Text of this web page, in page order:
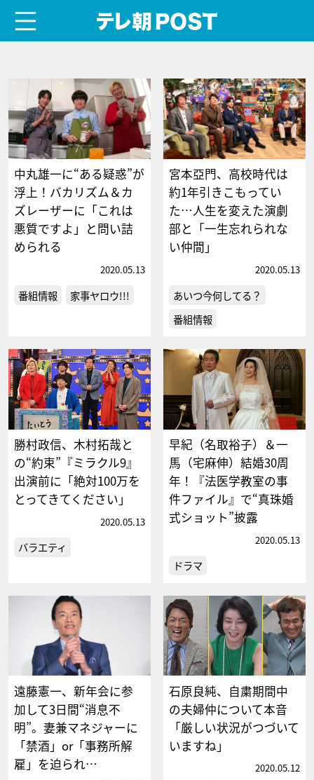
中丸雄一に“ある疑惑”が
浮上！バカリズム＆カ
ズレーザーに「これは
悪質ですよ」と問い詰
められる
2020.05.13
番組情報 家事ヤロウ!!!
宮本亞門、高校時代は
約1年引きこもってい
た…人生を変えた演劇
部と「一生忘れられな
い仲間」
2020.05.13
あいつ今何してる？
番組情報
勝村政信、木村拓哉と
の“約束”『ミラクル9』
出演前に「絶対100万を
とってきてください」
2020.05.13
バラエティ
早紀（名取裕子）＆一
馬（宅麻伸）結婚30周
年！『法医学教室の事
件ファイル』で“真珠婚
式ショット”披露
2020.05.13
ドラマ
遠藤憲一、新年会に参
加して3日間“消息不
明”。妻兼マネジャーに
「禁酒」or「事務所解
雇」を迫られ…
石原良純、自粛期間中
の夫婦仲について本音
「厳しい状況がつづいて
いますね」
2020.05.12